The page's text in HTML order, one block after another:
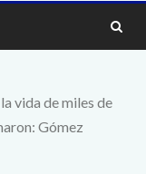
vida de miles de
Gómez